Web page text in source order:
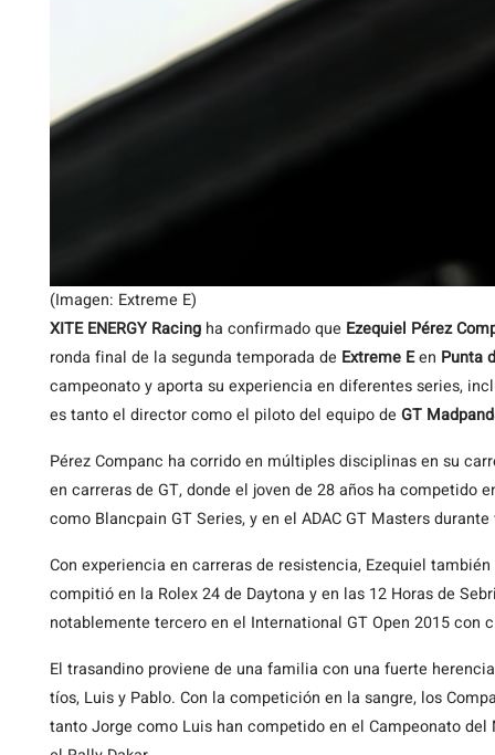
(Imagen: Extreme E)
XITE ENERGY Racing ha confirmado que Ezequiel Pérez
ronda final de la segunda temporada de Extreme Een Punta
campeonato y aporta su experiencia en diferentes series,
es tanto el director como el piloto del equipo de GT
Pérez Companc ha corrido en múltiples disciplinas en su
en carreras de GT, donde el joven de 28 años ha competido
como Blancpain GT Series, y en el ADAC GT Masters
Con experiencia en carreras de resistencia, Ezequiel
compitió en la Rolex 24 de Daytona y en las 12 Horas de
notablemente tercero en el International GT Open 2015 con
El trasandino proviene de una familia con una fuerte
tíos, Luis y Pablo. Con la competición en la sangre, los
tanto Jorge como Luis han competido en el Campeonato